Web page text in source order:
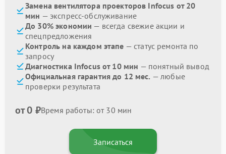
Замена вентилятора проекторов Infocus от 20
мин — экспресс-обслуживание
До 30% экономии — всегда свежие акции и
спецпредложения
Контроль на каждом этапе — статус ремонта по
запросу
Диагностика Infocus от 10 мин — понятный вывод
Официальная гарантия до 12 мес. — любые
проверки результата
от 0 ₽Время работы: от 30 мин
Записаться